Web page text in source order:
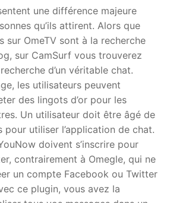
une différence majeure
qu’ils attirent. Alors que
sur OmeTV sont à la recherche
sur CamSurf vous trouverez
d’un véritable chat.
les utilisateurs peuvent
des lingots d’or pour les
Un utilisateur doit être âgé de
pour utiliser l’application de chat.
doivent s’inscrire pour
contrairement à Omegle, qui ne
un compte Facebook ou Twitter
ce plugin, vous avez la